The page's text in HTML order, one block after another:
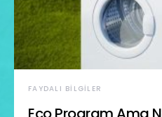
FAYDALI BILGILER